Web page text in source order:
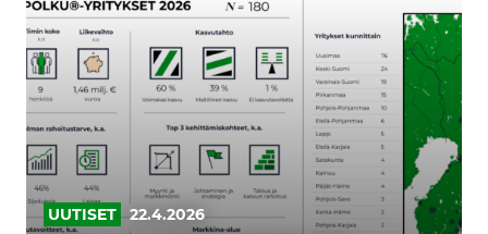
kasvun
nälkäistä
yritystä
ottaa
seuraavan
askeleen
Kasvupolku-
sparrauksessa
UUTISET 22.4.2026